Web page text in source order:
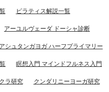
ピラティス解説一覧
アーユルヴェーダ ドーシャ診断
アシュタンガヨガ ハーフプライマリー
瞑想入門 マインドフルネス入門
ラ研究 クンダリニーヨーガ研究